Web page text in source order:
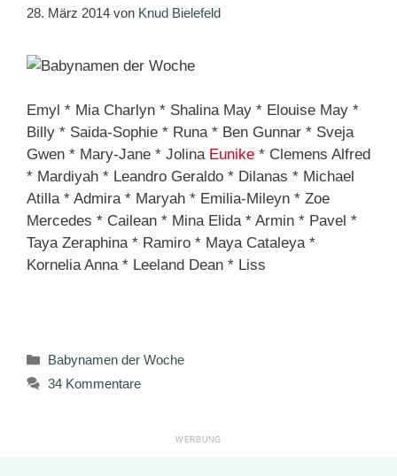
28. März 2014 von Knud Bielefeld
Emyl * Mia Charlyn * Shalina May * Elouise May *
Billy * Saida-Sophie * Runa * Ben Gunnar * Sveja
Gwen * Mary-Jane * Jolina Eunike * Clemens Alfred
* Mardiyah * Leandro Geraldo * Dilanas * Michael
Atilla * Admira * Maryah * Emilia-Mileyn * Zoe
Mercedes * Cailean * Mina Elida * Armin * Pavel *
Taya Zeraphina * Ramiro * Maya Cataleya *
Kornelia Anna * Leeland Dean * Liss
Kategorien
Babynamen der Woche
34 Kommentare